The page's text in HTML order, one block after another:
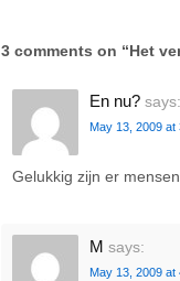
3 comments on “Het
En nu? says:
May 13, 2009 at
Gelukkig zijn er
M says:
May 13, 2009 at